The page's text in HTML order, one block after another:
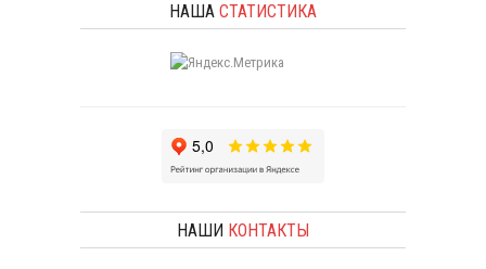
НАША СТАТИСТИКА
НАШИ КОНТАКТЫ